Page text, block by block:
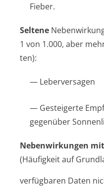
Fieber.
Seltene
1 von 1.000, aber
ten):
— Leberversagen
— Gesteigerte
gegenüber
Nebenwirkungen
(Häufigkeit auf
verfügbaren Daten